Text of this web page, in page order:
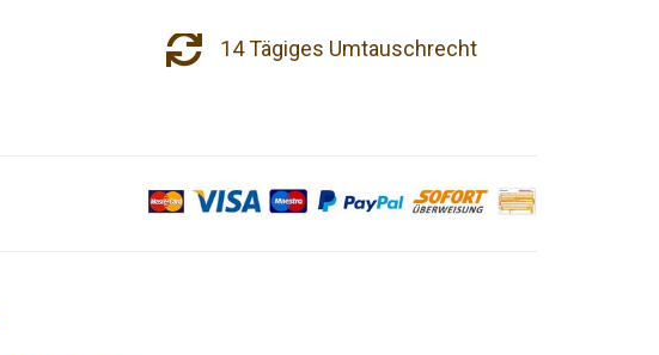
14 Tägiges Umtauschrecht